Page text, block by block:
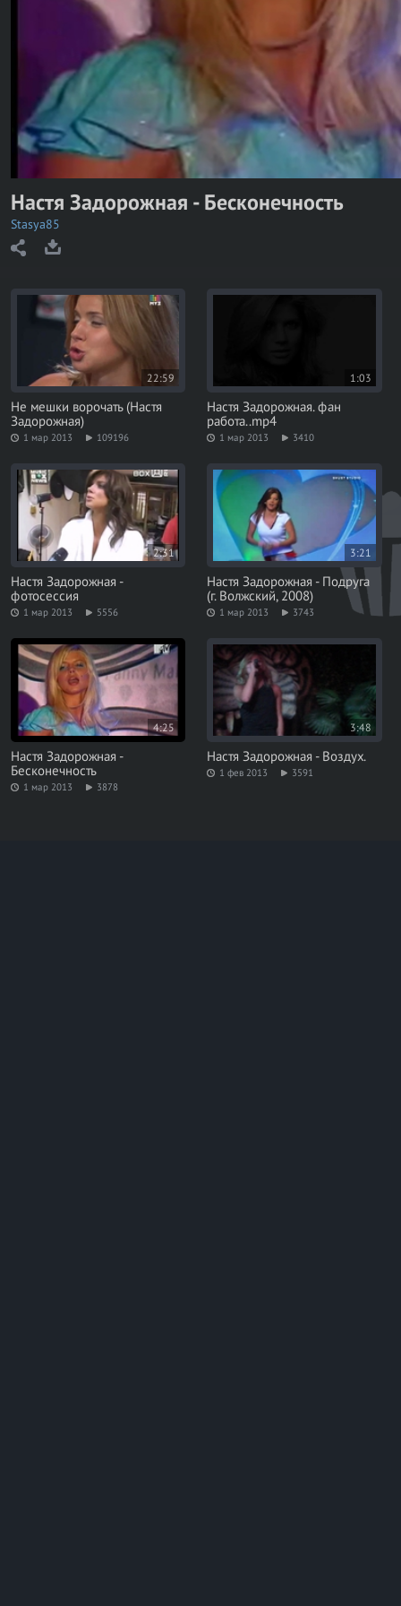
Настя Задорожная - Бесконечность
Stasya85
22:59
Не мешки ворочать (Настя
Задорожная)
1 мар 2013 109196
1:03
Настя Задорожная. фан
работа..mp4
1 мар 2013 3410
2:31
Настя Задорожная -
фотосессия
1 мар 2013 5556
3:21
Настя Задорожная - Подруга
(г. Волжский, 2008)
1 мар 2013 3743
4:25
Настя Задорожная -
Бесконечность
1 мар 2013 3878
3:48
Настя Задорожная - Воздух.
1 фев 2013 3591